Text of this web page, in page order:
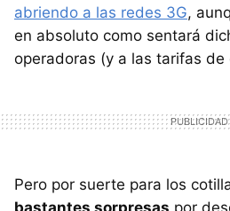
abriendo a las redes 3G,
en absoluto como sentará
operadoras (y a las tarifas
Pero por suerte para los